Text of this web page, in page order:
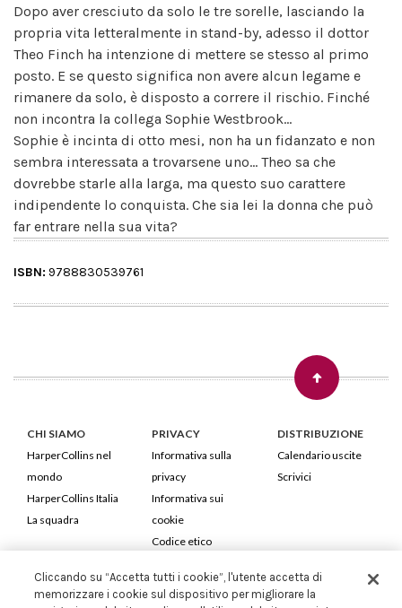
Dopo aver cresciuto da solo le tre sorelle, lasciando la
propria vita letteralmente in stand-by, adesso il dottor
Theo Finch ha intenzione di mettere se stesso al primo
posto. E se questo significa non avere alcun legame e
rimanere da solo, è disposto a correre il rischio. Finché
non incontra la collega Sophie Westbrook...
Sophie è incinta di otto mesi, non ha un fidanzato e non
sembra interessata a trovarsene uno... Theo sa che
dovrebbe starle alla larga, ma questo suo carattere
indipendente lo conquista. Che sia lei la donna che può
far entrare nella sua vita?
ISBN: 9788830539761
CHI SIAMO
HarperCollins nel
mondo
HarperCollins Italia
La squadra
PRIVACY
Informativa sulla
privacy
Informativa sui
cookie
Codice etico
DISTRIBUZIONE
Calendario uscite
Scrivici
HarperCollins Italia S.p.A. Viale Monte Nero, 84 - 20135 Milano
Cliccando su “Accetta tutti i cookie”, l'utente accetta di
memorizzare i cookie sul dispositivo per migliorare la